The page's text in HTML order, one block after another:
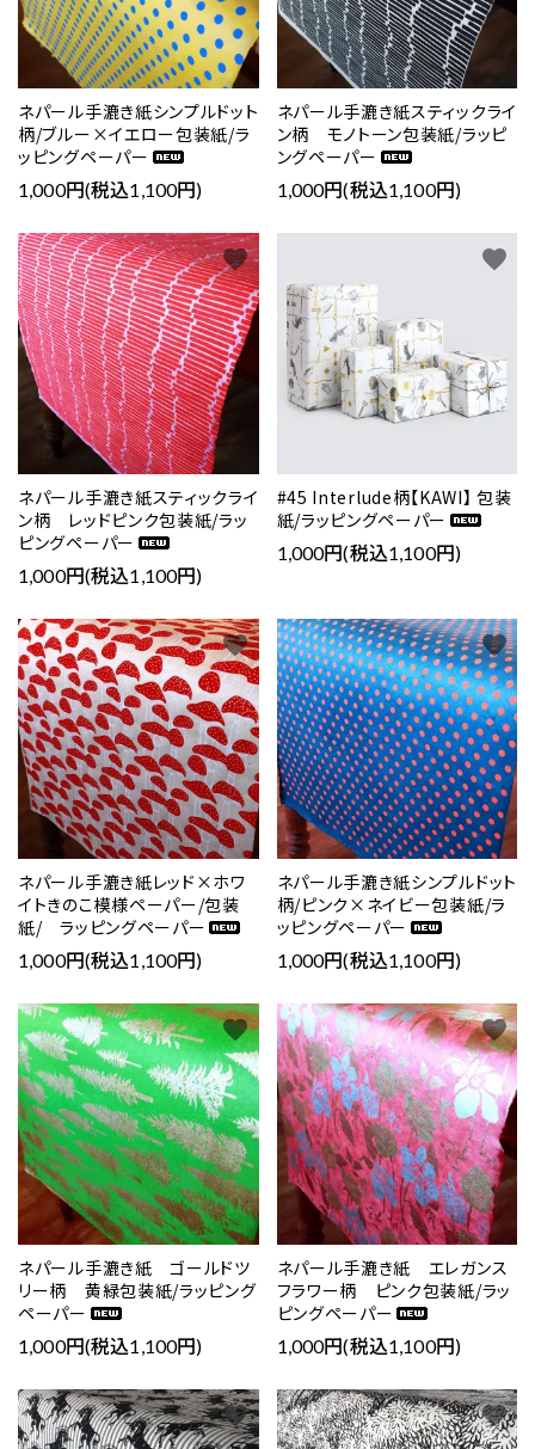
ネパール手漉き紙シンプルドット
柄/ブルー×イエロー包装紙/ラ
ッピングペーパー
1,000円(税込1,100円)
ネパール手漉き紙スティックライ
ン柄 モノトーン包装紙/ラッピ
ングペーパー
1,000円(税込1,100円)
ネパール手漉き紙スティックライ
ン柄 レッドピンク包装紙/ラッ
ピングペーパー
1,000円(税込1,100円)
favorite
#45 Interlude柄【KAWI】 包装
紙/ラッピングペーパー
1,000円(税込1,100円)
favorite
ネパール手漉き紙レッド×ホワ
イトきのこ模様ペーパー/包装
紙/ ラッピングペーパー
1,000円(税込1,100円)
favorite
ネパール手漉き紙シンプルドット
柄/ピンク×ネイビー包装紙/ラ
ッピングペーパー
1,000円(税込1,100円)
favorite
ネパール手漉き紙 ゴールドツ
リー柄 黄緑包装紙/ラッピング
ペーパー
1,000円(税込1,100円)
favorite
ネパール手漉き紙 エレガンス
フラワー柄 ピンク包装紙/ラッ
ピングペーパー
1,000円(税込1,100円)
favorite
favorite favorite